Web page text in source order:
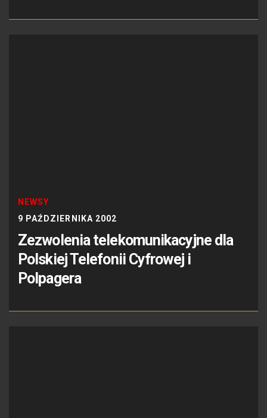
NEWSY
9 PAŹDZIERNIKA 2002
Zezwolenia telekomunikacyjne dla
Polskiej Telefonii Cyfrowej i
Polpagera